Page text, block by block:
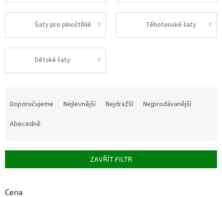
Šaty pro plnoštíhlé Těhotenské šaty
Dětské šaty
r
d
Doporučujeme Nejlevnější Nejdražší
Nejprodávanější
Abecedně
ZAVŘÍT FILTR
Cena